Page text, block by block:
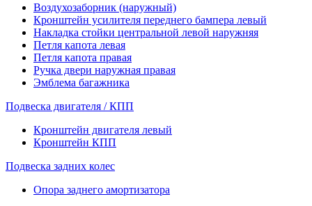
Воздухозаборник (наружный)
Кронштейн усилителя переднего бампера левый
Накладка стойки центральной левой наружняя
Петля капота левая
Петля капота правая
Ручка двери наружная правая
Эмблема багажника
Подвеска двигателя / КПП
Кронштейн двигателя левый
Кронштейн КПП
Подвеска задних колес
Опора заднего амортизатора